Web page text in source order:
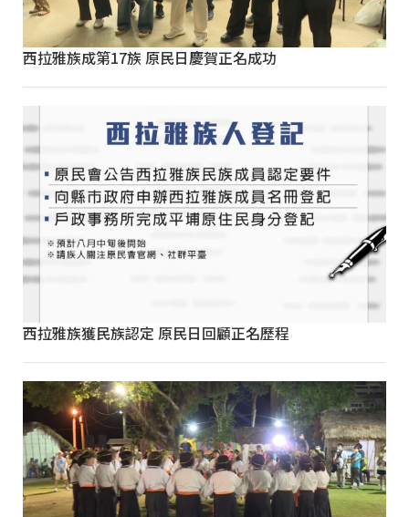
西拉雅族成第17族 原民日慶賀正名成功
西拉雅族獲民族認定 原民日回顧正名歷程